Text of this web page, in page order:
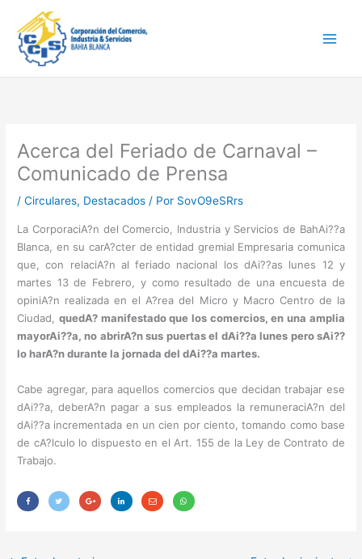
contenido
Acerca del Feriado de Carnaval –
Comunicado de Prensa
/Circulares, Destacados / Por SovO9eSRrs
La CorporaciA?n del Comercio, Industria y Servicios de BahAi??a
Blanca, en su carA?cter de entidad gremial Empresaria comunica
que, con relaciA?n al feriado nacional los dAi??as lunes 12 y
martes 13 de Febrero, y como resultado de una encuesta de
opiniA?n realizada en el A?rea del Micro y Macro Centro de la
Ciudad, quedA? manifestado que los comercios, en una amplia
mayorAi??a, no abrirA?n sus puertas el dAi??a lunes pero sAi??
lo harA?n durante la jornada del dAi??a martes.
Cabe agregar, para aquellos comercios que decidan trabajar ese
dAi??a, deberA?n pagar a sus empleados la remuneraciA?n del
dAi??a incrementada en un cien por ciento, tomando como base
de cA?lculo lo dispuesto en el Art. 155 de la Ley de Contrato de
Trabajo.